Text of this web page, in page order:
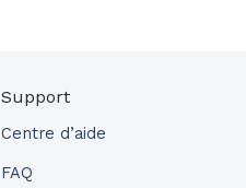
Support
Centre d’aide
FAQ